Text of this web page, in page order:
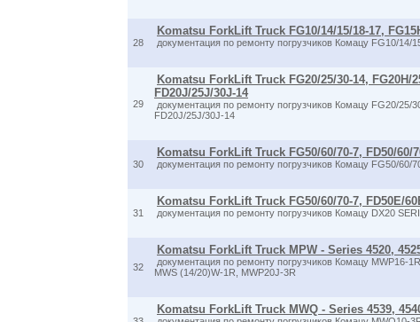
28
Komatsu ForkLift Truck FG10/14/15/18-17,
документация по ремонту погрузчиков Комацу FG10/14/
29
Komatsu ForkLift Truck FG20/25/30-14, FG20H/
FD20J/25J/30J-14
документация по ремонту погрузчиков Комацу FG20/
FD20J/25J/30J-14
30
Komatsu ForkLift Truck FG50/60/70-7, FD50/60/
документация по ремонту погрузчиков Комацу FG50/60/
31
Komatsu ForkLift Truck FG50/60/70-7, FD50E/
документация по ремонту погрузчиков Комацу DX20
32
Komatsu ForkLift Truck MPW - Series 4520,
документация по ремонту погрузчиков Комацу MWP16-
MWS (14/20)W-1R, MWP20J-3R
Komatsu ForkLift Truck MWQ - Series 4539,